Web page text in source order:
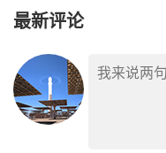
最新评论